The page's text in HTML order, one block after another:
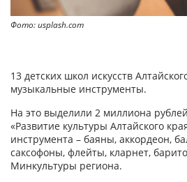
Фото: usplash.com
13 детских школ искусств
музыкальные инструменты.
На это выделили 2 миллиона
«Развитие культуры Алтайского
инструмента – баяны, аккордеон,
саксофоны, флейты, кларнет,
Минкультуры региона.